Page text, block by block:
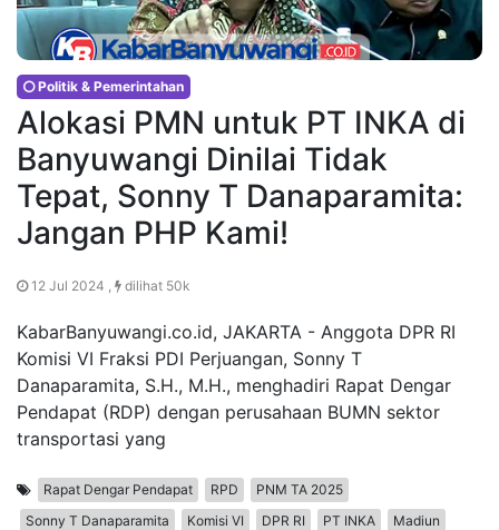
Politik & Pemerintahan
Alokasi PMN untuk PT INKA di
Banyuwangi Dinilai Tidak
Tepat, Sonny T Danaparamita:
Jangan PHP Kami!
12 Jul 2024 , dilihat 50k
KabarBanyuwangi.co.id, JAKARTA - Anggota DPR RI
Komisi VI Fraksi PDI Perjuangan, Sonny T
Danaparamita, S.H., M.H., menghadiri Rapat Dengar
Pendapat (RDP) dengan perusahaan BUMN sektor
transportasi yang
Rapat Dengar Pendapat RPD
PNM TA 2025
Sonny T Danaparamita
Komisi VI DPR RI PT INKA
Madiun